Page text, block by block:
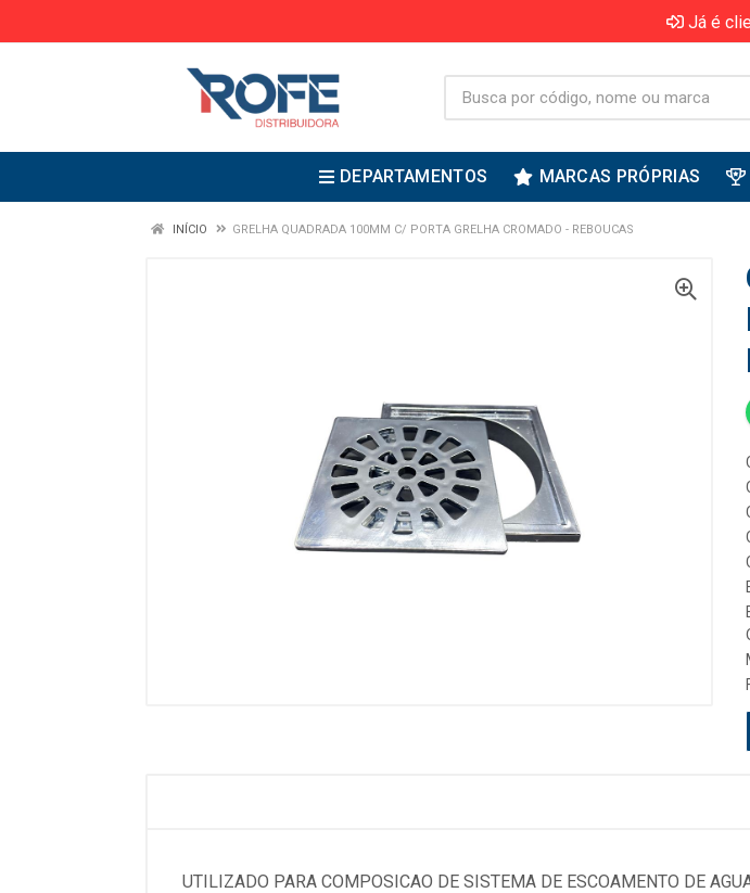
Já é
DEPARTAMENTOS MARCAS PRÓPRIAS
INÍCIO GRELHA QUADRADA 100MM C/ PORTA GRELHA CROMADO - REBOUCAS
UTILIZADO PARA COMPOSICAO DE SISTEMA DE ESCOAMENTO DE